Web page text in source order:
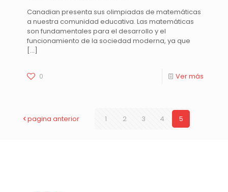
Canadian presenta sus olimpiadas de matemáticas
a nuestra comunidad educativa. Las matemáticas
son fundamentales para el desarrollo y el
funcionamiento de la sociedad moderna, ya que
[…]
0 Ver más
pagina anterior 1 2 3 4 5